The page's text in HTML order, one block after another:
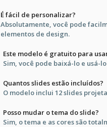
É fácil de personalizar?
Absolutamente, você pode
elementos de design.
Este modelo é gratuito para
Sim, você pode baixá-lo e usá-
Quantos slides estão incluídos?
O modelo inclui 12 slides
Posso mudar o tema do slide?
Sim, o tema e as cores são